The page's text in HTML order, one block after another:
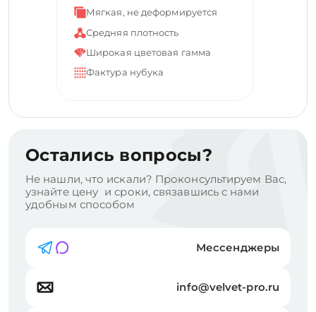
Мягкая, не деформируется
Средняя плотность
Широкая цветовая гамма
Фактура нубука
Остались вопросы?
Не нашли, что искали? Проконсультируем Вас,
узнайте цену и сроки, связавшись с нами
удобным способом
Мессенджеры
info@velvet-pro.ru